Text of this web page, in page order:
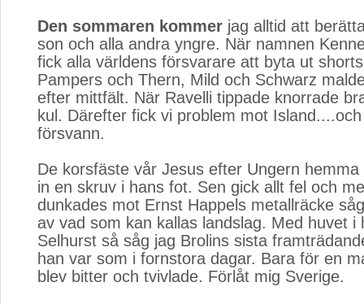
Den sommaren kommer jag alltid att
son och alla andra yngre. När namnen
fick alla världens försvarare att byta ut
Pampers och Thern, Mild och Schwarz
efter mittfält. När Ravelli tippade knorrade
kul. Därefter fick vi problem mot
försvann.
De korsfäste vår Jesus efter Ungern
in en skruv i hans fot. Sen gick allt fel och
dunkades mot Ernst Happels metallräcke
av vad som kan kallas landslag. Med huvet i
Selhurst så såg jag Brolins sista
han var som i fornstora dagar. Bara för en
blev bitter och tvivlade. Förlåt mig Sverige.